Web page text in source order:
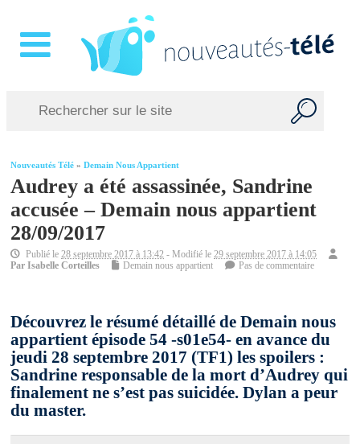
Nouveautés Télé »Demain Nous Appartient
Audrey a été assassinée, Sandrine
accusée – Demain nous appartient
28/09/2017
Publié le28 septembre 2017 à 13:42 - Modifié le29 septembre 2017 à 14:05
ParIsabelle Corteilles Demain nous appartient Pas de commentaire
Découvrez le résumé détaillé de Demain nous
appartient épisode 54 -s01e54- en avance du
jeudi 28 septembre 2017 (TF1) les spoilers :
Sandrine responsable de la mort d’Audrey qui
finalement ne s’est pas suicidée. Dylan a peur
du master.